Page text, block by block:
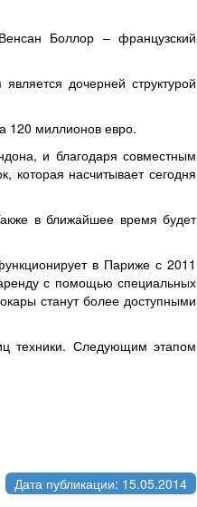
Боллор – французский
дочерней структурой
120 миллионов евро.
и благодаря совместным
которая насчитывает сегодня
в ближайшее время будет
в Париже с 2011
с помощью специальных
станут более доступными
техники. Следующим этапом
Дата публикации: 15.05.2014